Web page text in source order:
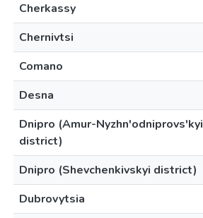
Cherkassy
Chernivtsi
Comano
Desna
Dnipro (Amur-Nyzhn'odniprovs'kyi
district)
Dnipro (Shevchenkivskyi district)
Dubrovytsia